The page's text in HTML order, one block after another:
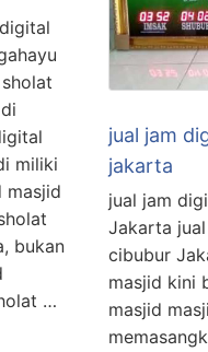
miliki
masjid
bukan
…
jual jam
jakarta
jual jam
Jakarta
cibubur
masjid kini
masjid